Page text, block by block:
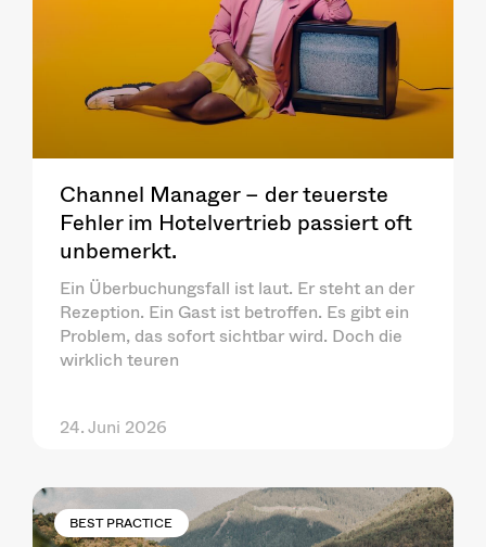
Channel Manager – der teuerste
Fehler im Hotelvertrieb passiert oft
unbemerkt.
Ein Überbuchungsfall ist laut. Er steht an der
Rezeption. Ein Gast ist betroffen. Es gibt ein
Problem, das sofort sichtbar wird. Doch die
wirklich teuren
24. Juni 2026
BEST PRACTICE